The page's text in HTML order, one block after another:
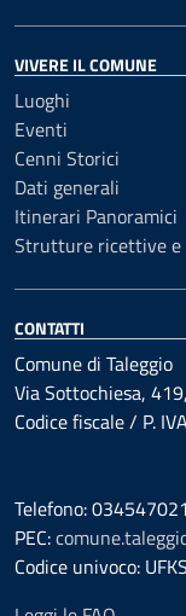
VIVERE IL COMUNE
Luoghi
Eventi
Cenni Storici
Dati generali
Itinerari Panoramici
Strutture ricettive
CONTATTI
Comune di Taleggio
Via Sottochiesa,
Codice fiscale / P.
Telefono: 034547021
PEC:
Codice univoco: